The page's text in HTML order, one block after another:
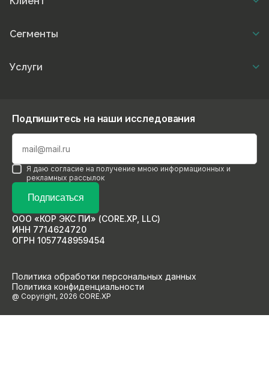
Сегменты
Услуги
ООО «КОР ЭКС ПИ» (CORE.XP, LLC)
ИНН 7714624720
ОГРН 1057748959454
Политика обработки персональных данных
Политика конфиденциальности
@ Copyright, 2026 CORE.XP
Подпишитесь на наши исследования
Подписаться
Я даю согласие на получение мною информационных и
рекламных рассылок